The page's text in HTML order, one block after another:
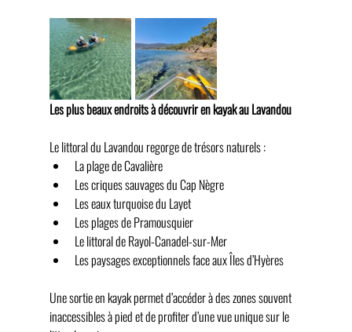
Les plus beaux endroits à découvrir en kayak au Lavandou
Le littoral du Lavandou regorge de trésors naturels :
La plage de Cavalière
Les criques sauvages du Cap Nègre
Les eaux turquoise du Layet
Les plages de Pramousquier
Le littoral de Rayol-Canadel-sur-Mer
Les paysages exceptionnels face aux Îles d’Hyères
Une sortie en kayak permet d’accéder à des zones souvent
inaccessibles à pied et de profiter d’une vue unique sur le